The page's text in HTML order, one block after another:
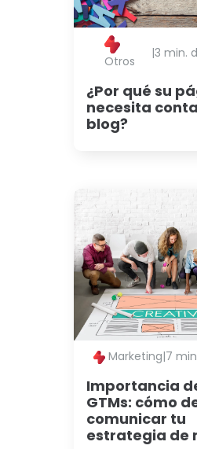
Otros
|3 min.
¿Por qué su
necesita
blog?
Marketing|7
Importancia
GTMs: cómo
comunicar tu
estrategia de